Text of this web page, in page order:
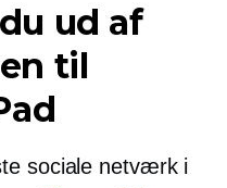
ud af
til
sociale netværk i